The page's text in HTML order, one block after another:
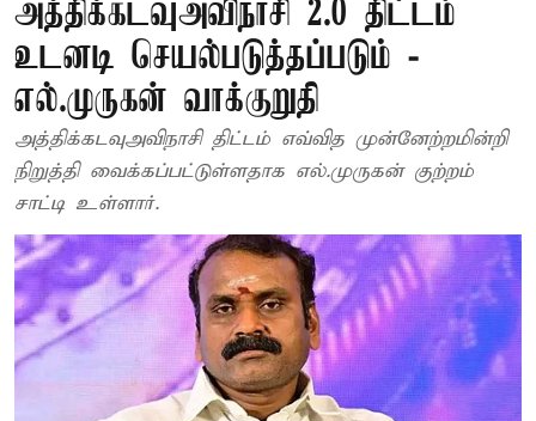
அத்திக்கடவு–அவிநாசி 2.0 திட்டம்
உடனடி செயல்படுத்தப்படும் -
எல்.முருகன் வாக்குறுதி
அத்திக்கடவு–அவிநாசி திட்டம் எவ்வித முன்னேற்றமின்றி
நிறுத்தி வைக்கப்பட்டுள்ளதாக எல்.முருகன் குற்றம்
சாட்டி உள்ளார்.